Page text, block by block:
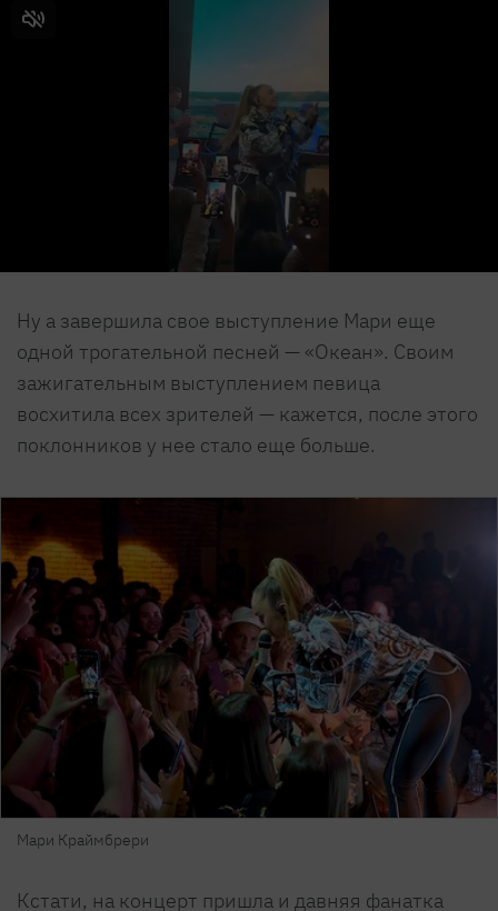
Ну а завершила свое выступление Мари еще
одной трогательной песней — «Океан». Своим
зажигательным выступлением певица
восхитила всех зрителей — кажется, после этого
поклонников у нее стало еще больше.
Мари Краймбрери
Кстати, на концерт пришла и давняя фанатка